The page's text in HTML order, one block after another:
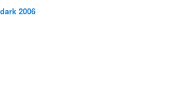
2006